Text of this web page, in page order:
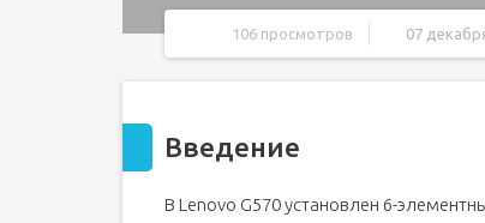
106 просмотров 07
Введение
В Lenovo G570 установлен 6-